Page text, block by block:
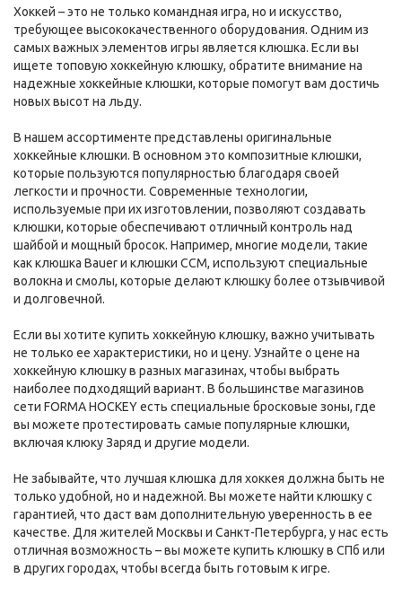
Хоккей – это не только командная игра, но и искусство,
требующее высококачественного оборудования. Одним из
самых важных элементов игры является клюшка. Если вы
ищете топовую хоккейную клюшку, обратите внимание на
надежные хоккейные клюшки, которые помогут вам достичь
новых высот на льду.
В нашем ассортименте представлены оригинальные
хоккейные клюшки. В основном это композитные клюшки,
которые пользуются популярностью благодаря своей
легкости и прочности. Современные технологии,
используемые при их изготовлении, позволяют создавать
клюшки, которые обеспечивают отличный контроль над
шайбой и мощный бросок. Например, многие модели, такие
как клюшка Bauer и клюшки CCM, используют специальные
волокна и смолы, которые делают клюшку более отзывчивой
и долговечной.
Если вы хотите купить хоккейную клюшку, важно учитывать
не только ее характеристики, но и цену. Узнайте о цене на
хоккейную клюшку в разных магазинах, чтобы выбрать
наиболее подходящий вариант. В большинстве магазинов
сети FORMA HOCKEY есть специальные бросковые зоны, где
вы можете протестировать самые популярные клюшки,
включая клюку Заряд и другие модели.
Не забывайте, что лучшая клюшка для хоккея должна быть не
только удобной, но и надежной. Вы можете найти клюшку с
гарантией, что даст вам дополнительную уверенность в ее
качестве. Для жителей Москвы и Санкт-Петербурга, у нас есть
отличная возможность – вы можете купить клюшку в СПб или
в других городах, чтобы всегда быть готовым к игре.